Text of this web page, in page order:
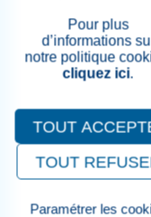
Pour plus
d’informations
notre politique
cliquez ici.
TOUT
TOUT
Paramétrer les